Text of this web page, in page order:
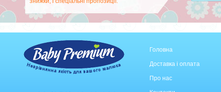
Головна
Доставка і оплата
Про нас